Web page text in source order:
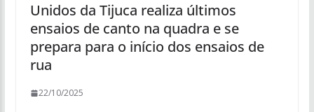
Unidos da Tijuca realiza últimos
ensaios de canto na quadra e se
prepara para o início dos ensaios de
rua
22/10/2025